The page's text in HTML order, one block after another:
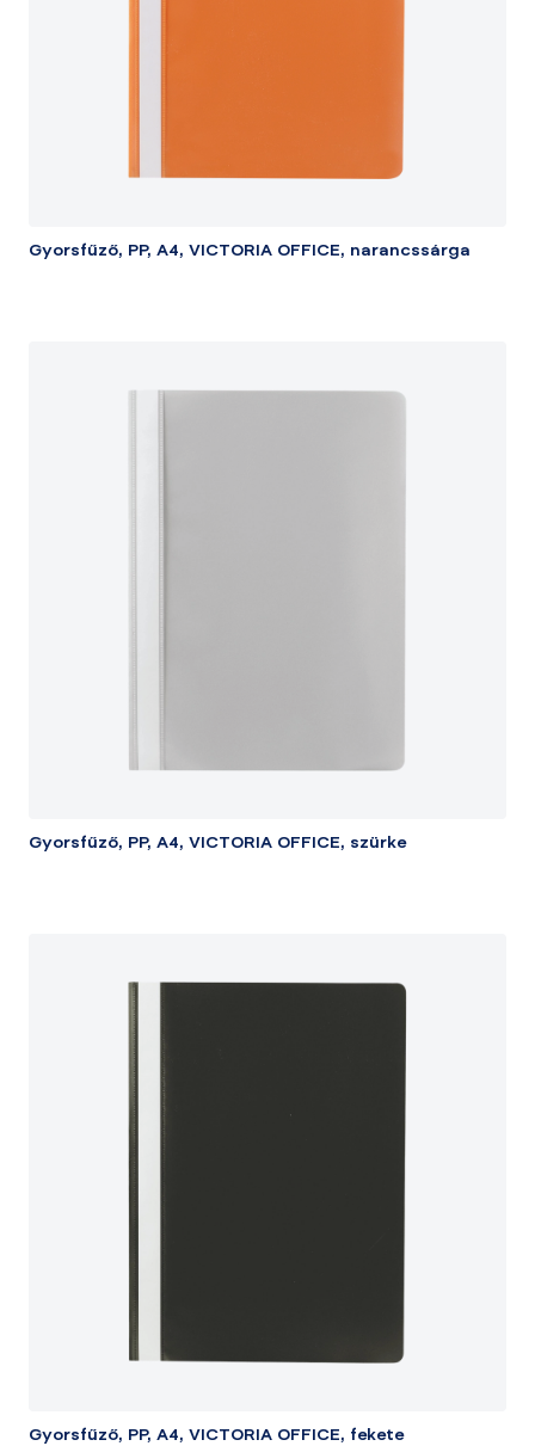
Gyorsfűző, PP, A4, VICTORIA OFFICE, narancssárga
Gyorsfűző, PP, A4, VICTORIA OFFICE, szürke
Gyorsfűző, PP, A4, VICTORIA OFFICE, fekete